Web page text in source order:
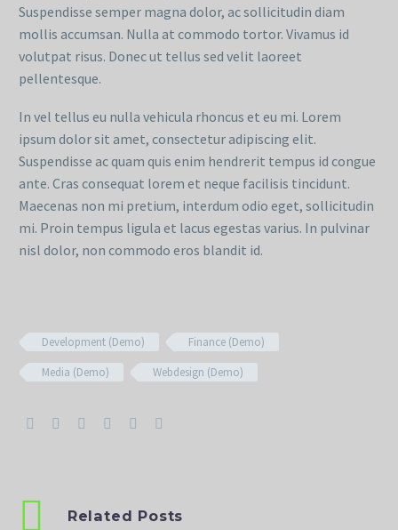
Suspendisse semper magna dolor, ac sollicitudin diam
mollis accumsan. Nulla at commodo tortor. Vivamus id
volutpat risus. Donec ut tellus sed velit laoreet
pellentesque.
In vel tellus eu nulla vehicula rhoncus et eu mi. Lorem
ipsum dolor sit amet, consectetur adipiscing elit.
Suspendisse ac quam quis enim hendrerit tempus id congue
ante. Cras consequat lorem et neque facilisis tincidunt.
Maecenas non mi pretium, interdum odio eget, sollicitudin
mi. Proin tempus ligula et lacus egestas varius. In pulvinar
nisl dolor, non commodo eros blandit id.
Development (Demo)
Finance (Demo)
Media (Demo)
Webdesign (Demo)
Related Posts